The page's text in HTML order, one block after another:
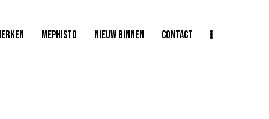
MEPHISTO NIEUW BINNEN CONTACT